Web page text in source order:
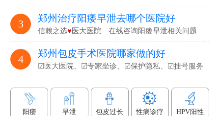
3 郑州治疗阳痿早泄去哪个医院好
信赖之选♥医大医院▁在线咨询阳痿早泄相关问题
4 郑州包皮手术医院哪家做的好
☑医大医院、☑专家坐诊、☑保护隐私、☑挂号服务
阳痿 早泄 包皮过长 性病诊疗 HPV阳性